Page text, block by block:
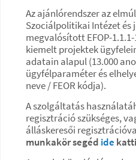
Az ajánlórendszer az
Szociálpolitikai Intézet és
megvalósított EFOP-1.1.1-
kiemelt projektek
adatain alapul (13.000
ügyfélparaméter és
neve / FEOR kódja).
A szolgáltatás
regisztráció szükséges,
álláskeresői
munkakör segéd ide